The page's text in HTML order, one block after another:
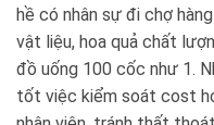
hề có nhân sự đi chợ
vật liệu, hoa quả chất
đồ uống 100 cốc như 1.
tốt việc kiểm soát cost